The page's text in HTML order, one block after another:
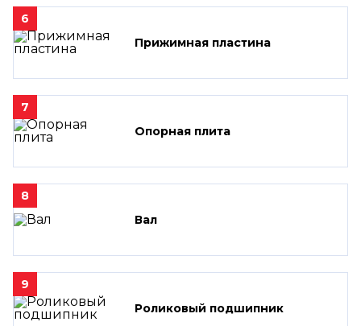
6
Прижимная пластина
7
Опорная плита
8
Вал
9
Роликовый подшипник